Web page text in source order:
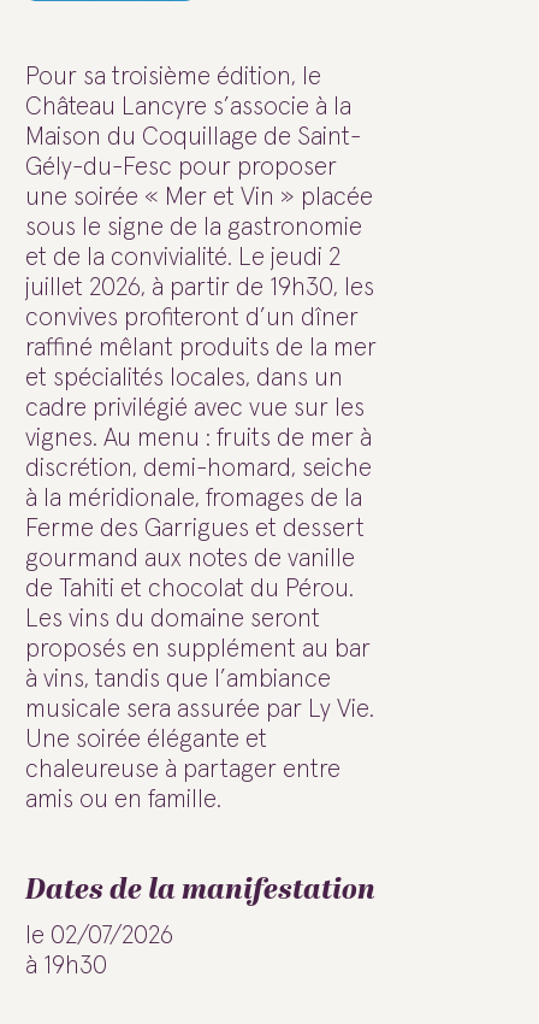
Pour sa troisième édition, le
Château Lancyre s’associe à la
Maison du Coquillage de Saint-
Gély-du-Fesc pour proposer
une soirée « Mer et Vin » placée
sous le signe de la gastronomie
et de la convivialité. Le jeudi 2
juillet 2026, à partir de 19h30, les
convives profiteront d’un dîner
raffiné mêlant produits de la mer
et spécialités locales, dans un
cadre privilégié avec vue sur les
vignes. Au menu : fruits de mer à
discrétion, demi-homard, seiche
à la méridionale, fromages de la
Ferme des Garrigues et dessert
gourmand aux notes de vanille
de Tahiti et chocolat du Pérou.
Les vins du domaine seront
proposés en supplément au bar
à vins, tandis que l’ambiance
musicale sera assurée par Ly Vie.
Une soirée élégante et
chaleureuse à partager entre
amis ou en famille.
Dates de la manifestation
le 02/07/2026
à 19h30